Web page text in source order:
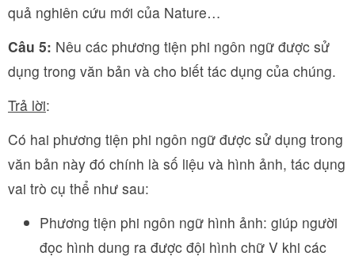
quả nghiên cứu mới của Nature…
Câu 5: Nêu các phương tiện phi ngôn ngữ được sử
dụng trong văn bản và cho biết tác dụng của chúng.
Trả lời:
Có hai phương tiện phi ngôn ngữ được sử dụng trong
văn bản này đó chính là số liệu và hình ảnh, tác dụng
vai trò cụ thể như sau:
Phương tiện phi ngôn ngữ hình ảnh: giúp người
đọc hình dung ra được đội hình chữ V khi các